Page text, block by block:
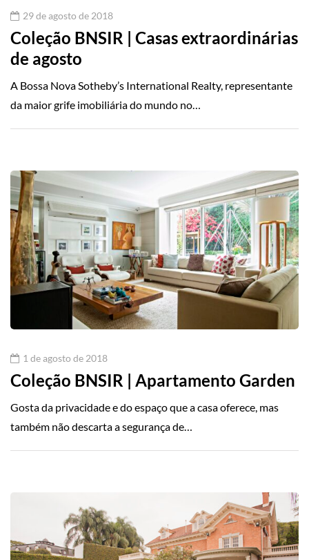
29 de agosto de 2018
Coleção BNSIR | Casas extraordinárias
de agosto
A Bossa Nova Sotheby’s International Realty, representante
da maior grife imobiliária do mundo no…
1 de agosto de 2018
Coleção BNSIR | Apartamento Garden
Gosta da privacidade e do espaço que a casa oferece, mas
também não descarta a segurança de…